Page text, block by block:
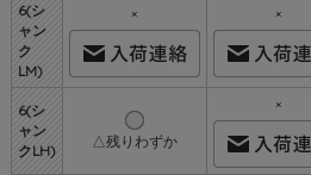
6(シ
ャン
ク
LM)
× ×
6(シ
ャン
クLH)
△残りわずか
×